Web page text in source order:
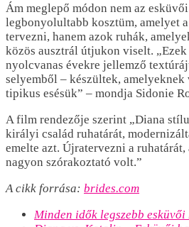
Ám meglepő módon nem az
legbonyolultabb kosztüm, amelyet
tervezni, hanem azok ruhák,
közös ausztrál útjukon viselt.
nyolcvanas évekre jellemző
selyemből – készültek,
tipikus esésük” – mondja Sidonie
A film rendezője szerint „Diana
királyi család ruhatárát,
emelte azt. Újratervezni a
nagyon szórakoztató volt.”
A cikk forrása: brides.com
Minden idők legszebb